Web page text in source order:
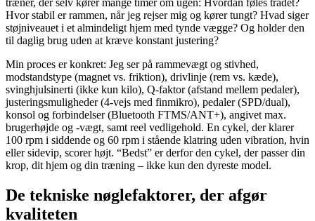
træner, der selv kører mange timer om ugen: Hvordan føles trådet?
Hvor stabil er rammen, når jeg rejser mig og kører tungt? Hvad siger
støjniveauet i et almindeligt hjem med tynde vægge? Og holder den
til daglig brug uden at kræve konstant justering?
Min proces er konkret: Jeg ser på rammevægt og stivhed,
modstandstype (magnet vs. friktion), drivlinje (rem vs. kæde),
svinghjulsinerti (ikke kun kilo), Q-faktor (afstand mellem pedaler),
justeringsmuligheder (4-vejs med finmikro), pedaler (SPD/dual),
konsol og forbindelser (Bluetooth FTMS/ANT+), angivet max.
brugerhøjde og -vægt, samt reel vedligehold. En cykel, der klarer
100 rpm i siddende og 60 rpm i stående klatring uden vibration, hvin
eller sidevip, scorer højt. “Bedst” er derfor den cykel, der passer din
krop, dit hjem og din træning – ikke kun den dyreste model.
De tekniske nøglefaktorer, der afgør
kvaliteten